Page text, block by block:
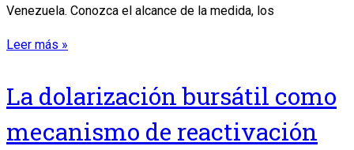
Venezuela. Conozca el alcance de la medida, los
Leer más »
La dolarización bursátil como
mecanismo de reactivación